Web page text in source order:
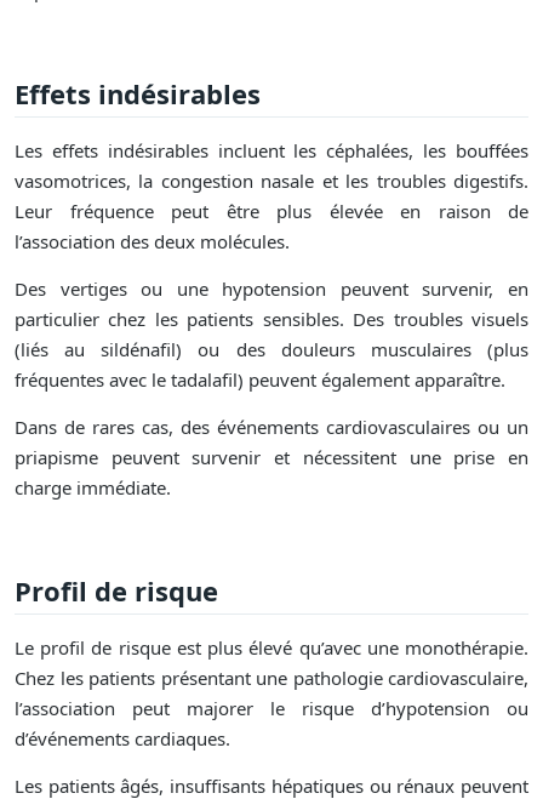
Effets indésirables
Les effets indésirables incluent les céphalées, les bouffées
vasomotrices, la congestion nasale et les troubles digestifs.
Leur fréquence peut être plus élevée en raison de
l’association des deux molécules.
Des vertiges ou une hypotension peuvent survenir, en
particulier chez les patients sensibles. Des troubles visuels
(liés au sildénafil) ou des douleurs musculaires (plus
fréquentes avec le tadalafil) peuvent également apparaître.
Dans de rares cas, des événements cardiovasculaires ou un
priapisme peuvent survenir et nécessitent une prise en
charge immédiate.
Profil de risque
Le profil de risque est plus élevé qu’avec une monothérapie.
Chez les patients présentant une pathologie cardiovasculaire,
l’association peut majorer le risque d’hypotension ou
d’événements cardiaques.
Les patients âgés, insuffisants hépatiques ou rénaux peuvent